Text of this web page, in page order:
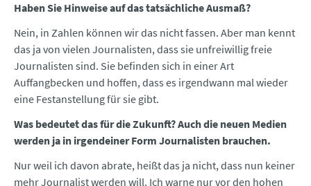
Haben Sie Hinweise auf das tatsächliche Ausmaß?
Nein, in Zahlen können wir das nicht fassen. Aber man kennt
das ja von vielen Journalisten, dass sie unfreiwillig freie
Journalisten sind. Sie befinden sich in einer Art
Auffangbecken und hoffen, dass es irgendwann mal wieder
eine Festanstellung für sie gibt.
Was bedeutet das für die Zukunft? Auch die neuen Medien
werden ja in irgendeiner Form Journalisten brauchen.
Nur weil ich davon abrate, heißt das ja nicht, dass nun keiner
mehr Journalist werden will. Ich warne nur vor den hohen